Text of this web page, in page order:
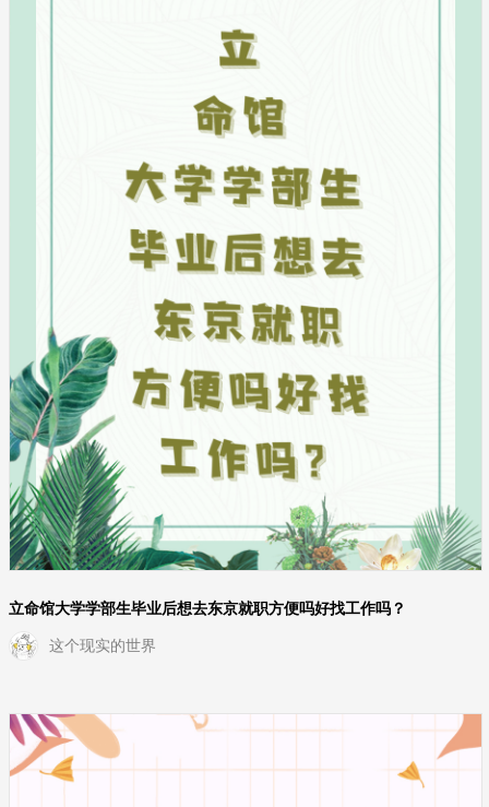
立命馆大学学部生毕业后想去东京就职方便吗好找工作吗？
这个现实的世界